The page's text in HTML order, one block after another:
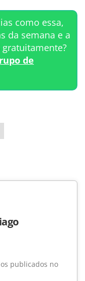
como essa,
da semana e a
gratuitamente?
de
publicados no